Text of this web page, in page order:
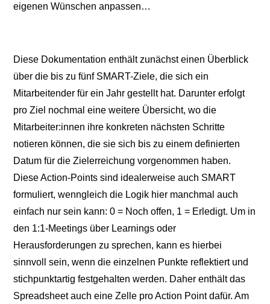
eigenen Wünschen anpassen…
Diese Dokumentation enthält zunächst einen Überblick
über die bis zu fünf SMART-Ziele, die sich ein
Mitarbeitender für ein Jahr gestellt hat. Darunter erfolgt
pro Ziel nochmal eine weitere Übersicht, wo die
Mitarbeiter:innen ihre konkreten nächsten Schritte
notieren können, die sie sich bis zu einem definierten
Datum für die Zielerreichung vorgenommen haben.
Diese Action-Points sind idealerweise auch SMART
formuliert, wenngleich die Logik hier manchmal auch
einfach nur sein kann: 0 = Noch offen, 1 = Erledigt. Um in
den 1:1-Meetings über Learnings oder
Herausforderungen zu sprechen, kann es hierbei
sinnvoll sein, wenn die einzelnen Punkte reflektiert und
stichpunktartig festgehalten werden. Daher enthält das
Spreadsheet auch eine Zelle pro Action Point dafür. Am